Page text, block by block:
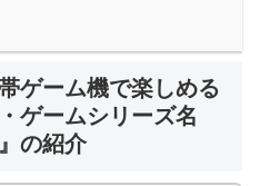
ゲーム機で楽しめる
ゲームシリーズ名
の紹介